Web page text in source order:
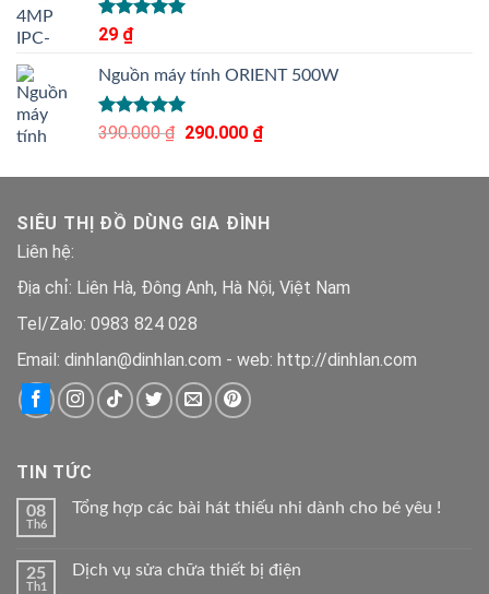
Được xếp
hạng
5 sao
29 ₫
Nguồn máy tính ORIENT 500W
Được xếp
390.000₫
Giá
là:
290.000 ₫Giá
tại
290.000 ₫.
SIÊU THỊ ĐỒ DÙNG GIA ĐÌNH
Liên hệ:
Địa chỉ: Liên Hà, Đông Anh, Hà Nội, Việt Nam
Tel/Zalo: 0983 824 028
Email: dinhlan@dinhlan.com - web: http://dinhlan.com
TIN TỨC
08
Th6
Tổng hợp các bài hát thiếu nhi dành cho bé yêu !
25
Th1
Dịch vụ sửa chữa thiết bị điện